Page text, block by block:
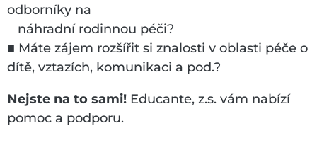
odborníky na
náhradní rodinnou péči?
■ Máte zájem rozšířit si znalosti v oblasti péče o
dítě, vztazích, komunikaci a pod.?
Nejste na to sami! Educante, z.s. vám nabízí
pomoc a podporu.